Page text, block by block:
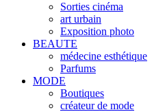
Sorties cinéma
art urbain
Exposition photo
BEAUTE
médecine esthétique
Parfums
MODE
Boutiques
créateur de mode